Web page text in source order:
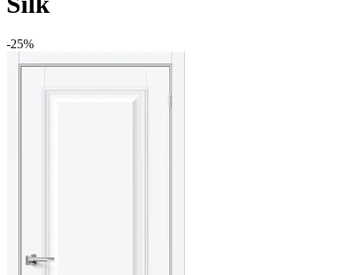
-25%